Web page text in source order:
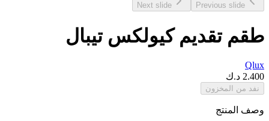
Previous slide
Next slide
طقم تقديم كيولكس تيبال
Qlux
2.400 د.ك
نفد من المخزون
وصف المنتج